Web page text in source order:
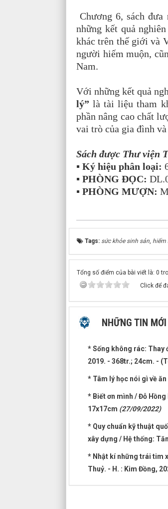
Chương 6, sách
những kết quả
khác trên thế giới và
người hiếm muộn,
Nam.
Với những kết quả
lý”là tài liệu tham
phần nâng cao chất
vai trò của gia đình
Sách được Thư viện
▪ Ký hiệu phân loại:
▪ PHÒNG ĐỌC:
▪ PHÒNG MƯỢN:
Tags: sức khỏe sinh sản, hiếm
Tổng số điểm của bài viết là: 0
Click để
NHỮNG TIN
* Sống không rác: Thay
2019. - 368tr.; 24cm. -
* Tâm lý học nói gì về
* Biết ơn mình / Đỗ Hồng
17x17cm (27/09/2022)
* Quy chuẩn kỹ thuật
xây dựng / Hệ thống:
* Nhật kí những trái tim
Thuỷ. - H. : Kim Đồng,